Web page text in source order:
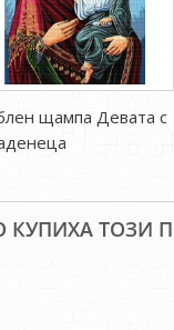
щампа Девата с
КУПИХА ТОЗИ